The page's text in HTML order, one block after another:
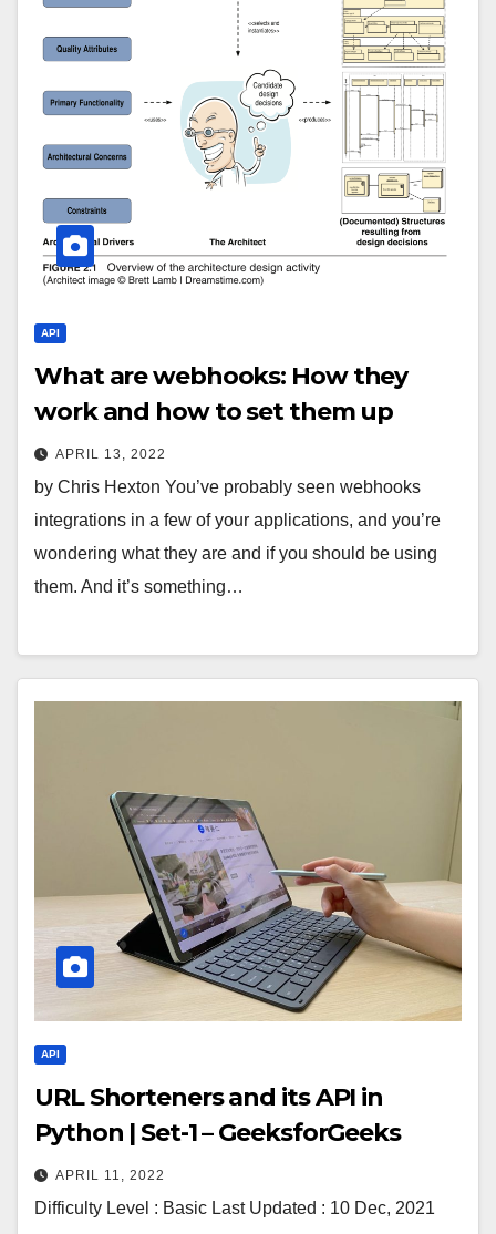
API
What are webhooks: How they
work and how to set them up
APRIL 13, 2022
by Chris Hexton You’ve probably seen webhooks
integrations in a few of your applications, and you’re
wondering what they are and if you should be using
them. And it’s something…
API
URL Shorteners and its API in
Python | Set-1 – GeeksforGeeks
APRIL 11, 2022
Difficulty Level : Basic Last Updated : 10 Dec, 2021